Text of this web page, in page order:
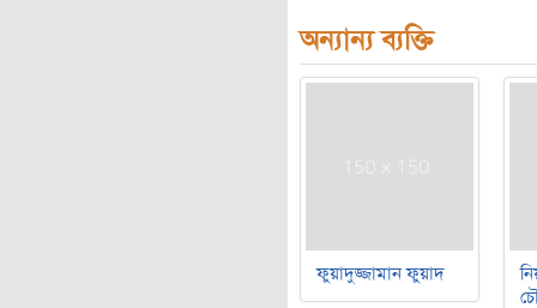
অন্যান্য ব্যক্তি
ফুয়াদুজ্জামান ফুয়াদ